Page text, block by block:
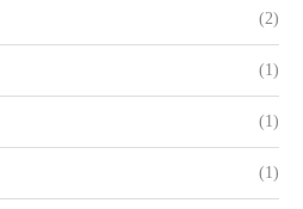
(2)
(1)
(1)
(1)